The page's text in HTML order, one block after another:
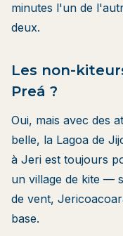
minutes l'un de
deux.
Les non-
Preá ?
Oui, mais avec des
belle, la Lagoa de
à Jeri est toujours
un village de kite —
de vent,
base.